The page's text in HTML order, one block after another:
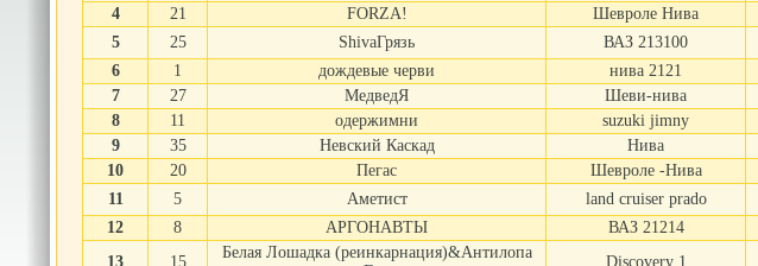
4
21 FORZA! Шевроле Нива
5
25 ShivaГрязь ВАЗ 213100
6
1 дождевые черви нива 2121
7
27 МедведЯ Шеви-нива
8
11 одержимни suzuki jimny
9
35 Невский Каскад Нива
10
20 Пегас Шевроле -Нива
11
5 Аметист land cruiser prado
12
8 АРГОНАВТЫ ВАЗ 21214
13
15
Белая Лошадка (реинкарнация)&Антилопа
Discovery 1